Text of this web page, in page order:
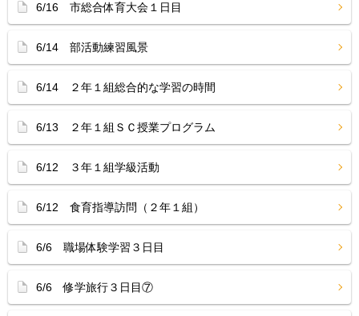
6/16 市総合体育大会１日目
6/14 部活動練習風景
6/14 ２年１組総合的な学習の時間
6/13 ２年１組ＳＣ授業プログラム
6/12 ３年１組学級活動
6/12 食育指導訪問（２年１組）
6/6 職場体験学習３日目
6/6 修学旅行３日目⑦